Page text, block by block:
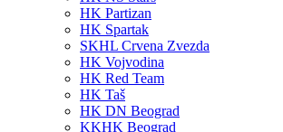
HK Partizan
HK Spartak
SKHL Crvena Zvezda
HK Vojvodina
HK Red Team
HK Taš
HK DN Beograd
KKHK Beograd